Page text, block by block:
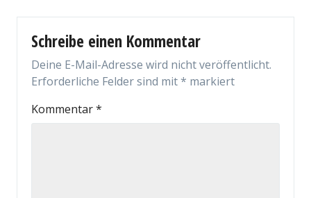
Schreibe einen Kommentar
Deine E-Mail-Adresse wird nicht veröffentlicht.
Erforderliche Felder sind mit* markiert
Kommentar*